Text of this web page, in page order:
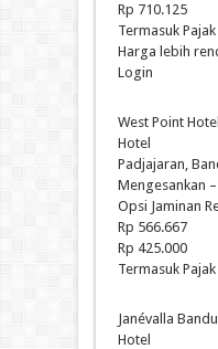
Rp 710.125
Termasuk Pajak
Harga lebih
Login
West Point Hotel
Hotel
Padjajaran,
Mengesankan
Opsi Jaminan
Rp 566.667
Rp 425.000
Termasuk Pajak
Janévalla
Hotel